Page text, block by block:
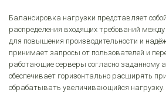
Балансировка нагрузки представляет
распределения входящих требований
для повышения производительности и
принимает запросы от пользователей и
работающие серверы согласно заданному
обеспечивает горизонтально расширять
обрабатывать увеличивающийся нагрузку.